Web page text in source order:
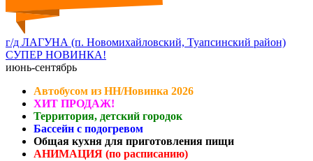
г/д ЛАГУНА (п. Новомихайловский, Туапсинский район)
СУПЕР НОВИНКА!
июнь-сентябрь
Автобусом из НН/Новинка 2026
ХИТ ПРОДАЖ!
Территория, детский городок
Бассейн с подогревом
Общая кухня для приготовления пищи
АНИМАЦИЯ (по расписанию)